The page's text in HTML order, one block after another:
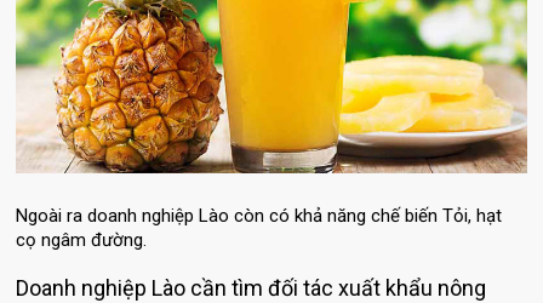
Ngoài ra doanh nghiệp Lào còn có khả năng chế biến Tỏi, hạt
cọ ngâm đường.
Doanh nghiệp Lào cần tìm đối tác xuất khẩu nông